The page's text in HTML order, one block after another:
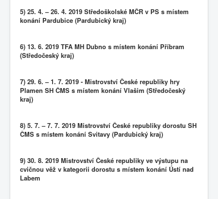
5) 25. 4. – 26. 4. 2019 Středoškolské MČR v PS s místem
konání Pardubice (Pardubický kraj)
6) 13. 6. 2019 TFA MH Dubno s místem konání Příbram
(Středočeský kraj)
7) 29. 6. – 1. 7. 2019 - Mistrovství České republiky hry
Plamen SH ČMS s místem konání Vlašim (Středočeský
kraj)
8) 5. 7. – 7. 7. 2019 Mistrovství České republiky dorostu SH
ČMS s místem konání Svitavy (Pardubický kraj)
9) 30. 8. 2019 Mistrovství České republiky ve výstupu na
cvičnou věž v kategorii dorostu s místem konání Ústí nad
Labem